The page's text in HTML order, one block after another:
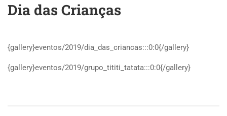
Dia das Crianças
{gallery}eventos/2019/dia_das_criancas:::0:0{/gallery}
{gallery}eventos/2019/grupo_tititi_tatata:::0:0{/gallery}